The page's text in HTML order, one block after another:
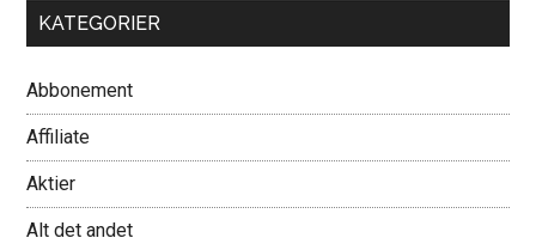
KATEGORIER
Abbonement
Affiliate
Aktier
Alt det andet